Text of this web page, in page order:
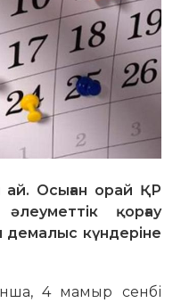
Осыған орай ҚР
қорғау
демалыс күндеріне
4 мамыр сенбі